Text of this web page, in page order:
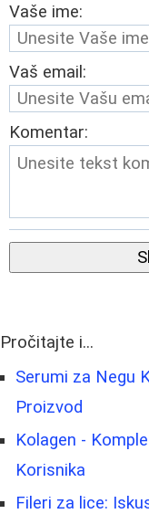
Vaše ime:
Vaš email:
Komentar:
Pročitajte i...
Serumi za Negu
Proizvod
Kolagen -
Korisnika
Fileri za lice: